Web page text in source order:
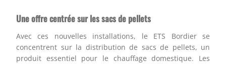
Une offre centrée sur les sacs de pellets
Avec ces nouvelles installations, le ETS Bordier se
concentrent sur la distribution de sacs de pellets, un
produit essentiel pour le chauffage domestique. Les